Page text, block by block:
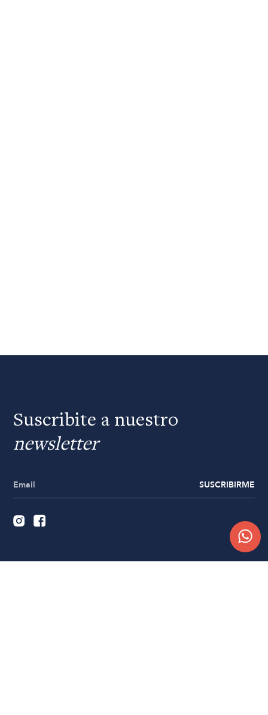
Suscribite a nuestro
newsletter
SUSCRIBIRME